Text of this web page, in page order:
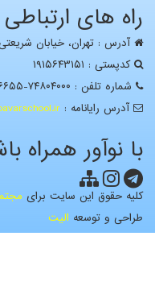
راه های ارتباطی
آدرس : تهران، خيابان
کدپستی : ۱۹۱۵۶۴۳۱۵۱
شماره تلفن : ۷۴۸۰۴۰۰۰-۲۲۹۰۶۶۵۵
آدرس رايانامه :
با نوآور همراه
کلیه حقوق این سایت برای
طراحی و توسعه الیت